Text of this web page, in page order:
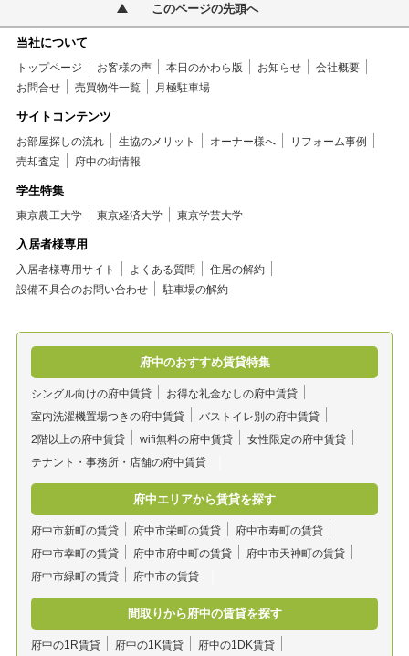
このページの先頭へ
当社について
トップページ お客様の声 本日のかわら版 お知らせ
会社概要
お問合せ
売買物件一覧 月極駐車場
サイトコンテンツ
お部屋探しの流れ 生協のメリット オーナー様へ
リフォーム事例
売却査定
府中の街情報
学生特集
東京農工大学 東京経済大学 東京学芸大学
入居者様専用
入居者様専用サイト よくある質問
住居の解約
設備不具合のお問い合わせ
駐車場の解約
府中のおすすめ賃貸特集
シングル向けの府中賃貸
お得な礼金なしの府中賃貸
室内洗濯機置場つきの府中賃貸
バストイレ別の府中賃貸
2階以上の府中賃貸
wifi無料の府中賃貸
女性限定の府中賃貸
テナント・事務所・店舗の府中賃貸
府中エリアから賃貸を探す
府中市新町の賃貸 府中市栄町の賃貸
府中市寿町の賃貸
府中市幸町の賃貸
府中市府中町の賃貸
府中市天神町の賃貸
府中市緑町の賃貸
府中市の賃貸
間取りから府中の賃貸を探す
府中の1R賃貸 府中の1K賃貸
府中の1DK賃貸